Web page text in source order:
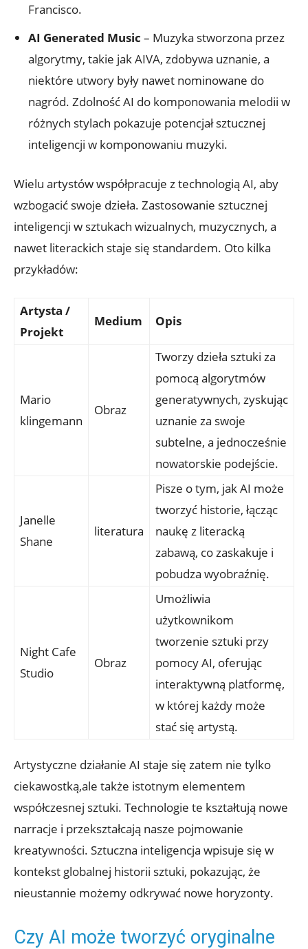
Francisco.
AI Generated Music – Muzyka stworzona przez
algorytmy, takie jak AIVA, zdobywa uznanie, a
niektóre utwory były nawet nominowane do
nagród. Zdolność AI do komponowania melodii w
różnych stylach pokazuje potencjał sztucznej
inteligencji w komponowaniu muzyki.
Wielu artystów współpracuje z technologią AI, aby
wzbogacić swoje dzieła. Zastosowanie sztucznej
inteligencji w sztukach wizualnych, muzycznych, a
nawet literackich staje się standardem. Oto kilka
przykładów:
Artysta /
Projekt
Medium Opis
Mario
klingemann
Obraz
Tworzy dzieła sztuki za
pomocą algorytmów
generatywnych, zyskując
uznanie za swoje
subtelne, a jednocześnie
nowatorskie podejście.
Janelle
Shane
literatura
Pisze o tym, jak AI może
tworzyć historie, łącząc
naukę z literacką
zabawą, co zaskakuje i
pobudza wyobraźnię.
Night Cafe
Studio
Obraz
Umożliwia
użytkownikom
tworzenie sztuki przy
pomocy AI, oferując
interaktywną platformę,
w której każdy może
stać się artystą.
Artystyczne działanie AI staje się zatem nie tylko
ciekawostką,ale także istotnym elementem
współczesnej sztuki. Technologie te kształtują nowe
narracje i przekształcają nasze pojmowanie
kreatywności. Sztuczna inteligencja wpisuje się w
kontekst globalnej historii sztuki, pokazując, że
nieustannie możemy odkrywać nowe horyzonty.
Czy AI może tworzyć oryginalne